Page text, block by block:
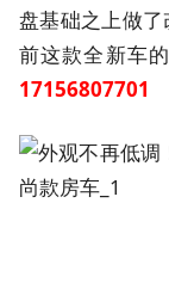
盘基础之上做
前这款全新车
17156807701